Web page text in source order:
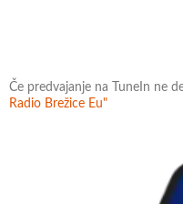
Če predvajanje na TuneIn ne
Radio Brežice Eu"